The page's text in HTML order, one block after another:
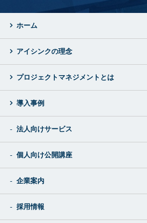
ホーム
アイシンクの理念
プロジェクトマネジメントとは
導入事例
法人向けサービス
個人向け公開講座
企業案内
採用情報